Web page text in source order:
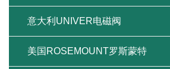
意大利UNIVER电磁阀
美国ROSEMOUNT罗斯蒙特